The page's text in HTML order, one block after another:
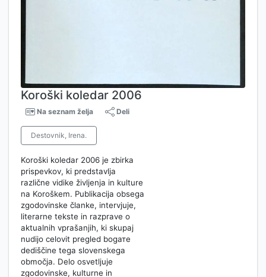
Koroški koledar 2006
Na seznam želja Deli
Destovnik, Irena.
Koroški koledar 2006 je zbirka
prispevkov, ki predstavlja
različne vidike življenja in kulture
na Koroškem. Publikacija obsega
zgodovinske članke, intervjuje,
literarne tekste in razprave o
aktualnih vprašanjih, ki skupaj
nudijo celovit pregled bogате
dediščine tega slovenskega
območja. Delo osvetljuje
zgodovinske, kulturne in